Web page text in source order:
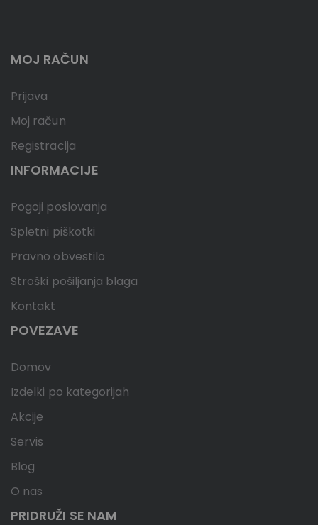
MOJ RAČUN
Prijava
Moj račun
Registracija
INFORMACIJE
Pogoji poslovanja
Spletni piškotki
Pravno obvestilo
Stroški pošiljanja blaga
Kontakt
POVEZAVE
Domov
Izdelki po kategorijah
Akcije
Servis
Blog
O nas
PRIDRUŽI SE NAM